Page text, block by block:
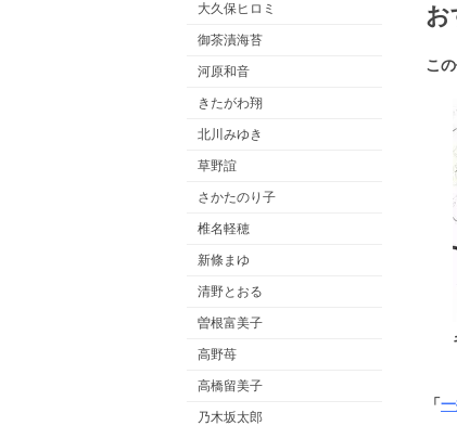
大久保ヒロミ
御茶漬海苔
河原和音
きたがわ翔
北川みゆき
草野誼
さかたのり子
椎名軽穂
新條まゆ
清野とおる
曽根富美子
高野苺
高橋留美子
乃木坂太郎
お
こ
「